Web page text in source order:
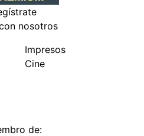
nosotros
Impresos
Cine
de: